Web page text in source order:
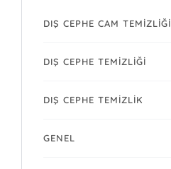
DIŞ CEPHE CAM TEMIZLIĞI
DIŞ CEPHE TEMIZLIĞI
DIŞ CEPHE TEMIZLIK
GENEL